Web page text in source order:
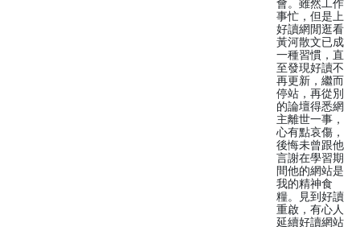
會。雖然工作
事忙，但是上
好讀網閒逛看
黃河散文已成
一種習慣，直
至發現好讀不
再更新，繼而
停站，再從別
的論壇得悉網
主離世一事，
心有點哀傷，
後悔未曾跟他
言謝在學習期
間他的網站是
我的精神食
糧。見到好讀
重啟，有心人
延續好讀網站